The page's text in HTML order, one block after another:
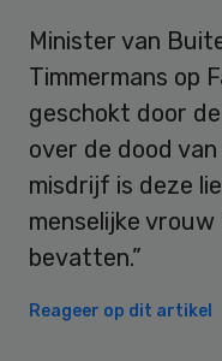
Minister van
Timmermans op
geschokt door
over de dood
misdrijf is deze
menselijke
bevatten.”
Reageer op dit artikel